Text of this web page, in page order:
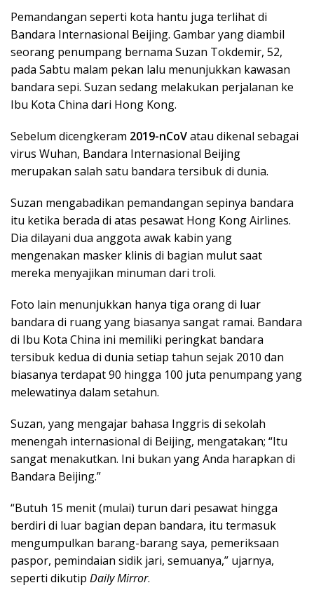
Pemandangan seperti kota hantu juga terlihat di
Bandara Internasional Beijing. Gambar yang diambil
seorang penumpang bernama Suzan Tokdemir, 52,
pada Sabtu malam pekan lalu menunjukkan kawasan
bandara sepi. Suzan sedang melakukan perjalanan ke
Ibu Kota China dari Hong Kong.
Sebelum dicengkeram 2019-nCoVatau dikenal sebagai
virus Wuhan, Bandara Internasional Beijing
merupakan salah satu bandara tersibuk di dunia.
Suzan mengabadikan pemandangan sepinya bandara
itu ketika berada di atas pesawat Hong Kong Airlines.
Dia dilayani dua anggota awak kabin yang
mengenakan masker klinis di bagian mulut saat
mereka menyajikan minuman dari troli.
Foto lain menunjukkan hanya tiga orang di luar
bandara di ruang yang biasanya sangat ramai. Bandara
di Ibu Kota China ini memiliki peringkat bandara
tersibuk kedua di dunia setiap tahun sejak 2010 dan
biasanya terdapat 90 hingga 100 juta penumpang yang
melewatinya dalam setahun.
Suzan, yang mengajar bahasa Inggris di sekolah
menengah internasional di Beijing, mengatakan; “Itu
sangat menakutkan. Ini bukan yang Anda harapkan di
Bandara Beijing.”
“Butuh 15 menit (mulai) turun dari pesawat hingga
berdiri di luar bagian depan bandara, itu termasuk
mengumpulkan barang-barang saya, pemeriksaan
paspor, pemindaian sidik jari, semuanya,” ujarnya,
seperti dikutip Daily Mirror.